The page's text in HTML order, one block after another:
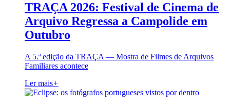
TRAÇA 2026: Festival de Cinema de
Arquivo Regressa a Campolide em
Outubro
A 5.ª edição da TRAÇA — Mostra de Filmes de Arquivos
Familiares acontece
Ler mais+